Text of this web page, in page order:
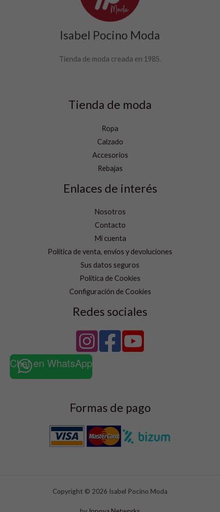
Isabel Pocino Moda
Tienda de moda creada en 1985.
Tienda de moda
Ropa
Calzado
Accesorios
Rebajas
Enlaces de interés
Nosotros
Contacto
Mi cuenta
Política de venta, envíos y devoluciones
Sus datos seguros
Política de Cookies
Configuración de Cookies
Redes sociales
Chat en WhatsApp
Formas de pago
Copyright © 2026 Isabel Pocino Moda